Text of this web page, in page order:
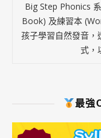
Big Step Phonics
Book) 及練習本
孩子學習自然發音，
式，
最強